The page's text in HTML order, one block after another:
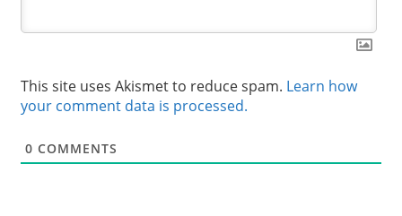
This site uses Akismet to reduce spam. Learn how
your comment data is processed.
0 COMMENTS